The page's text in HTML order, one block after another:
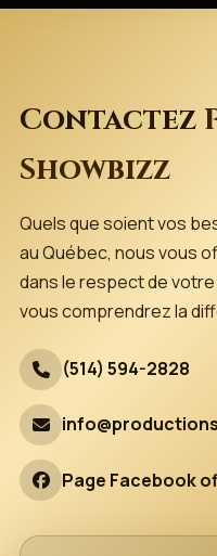
Contactez
Showbizz
Quels que soient vos
au Québec, nous vous
dans le respect de
vous comprendrez la
(514) 594-2828
Page Facebook